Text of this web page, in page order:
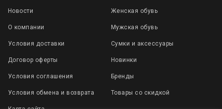
Новости
О компании
Условия доставки
Договор оферты
Условия соглашения
Условия обмена и возврата
Женская обувь
Мужская обувь
Сумки и аксессуары
Новинки
Бренды
Товары со скидкой